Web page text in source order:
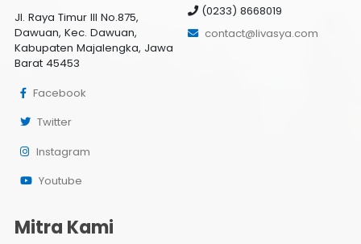
Jl. Raya Timur III No.875,
Dawuan, Kec. Dawuan,
Kabupaten Majalengka, Jawa
Barat 45453
Facebook
Twitter
Instagram
Youtube
(0233) 8668019
contact@livasya.com
Mitra Kami